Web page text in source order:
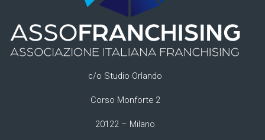
c/o Studio Orlando
Corso Monforte 2
20122 – Milano